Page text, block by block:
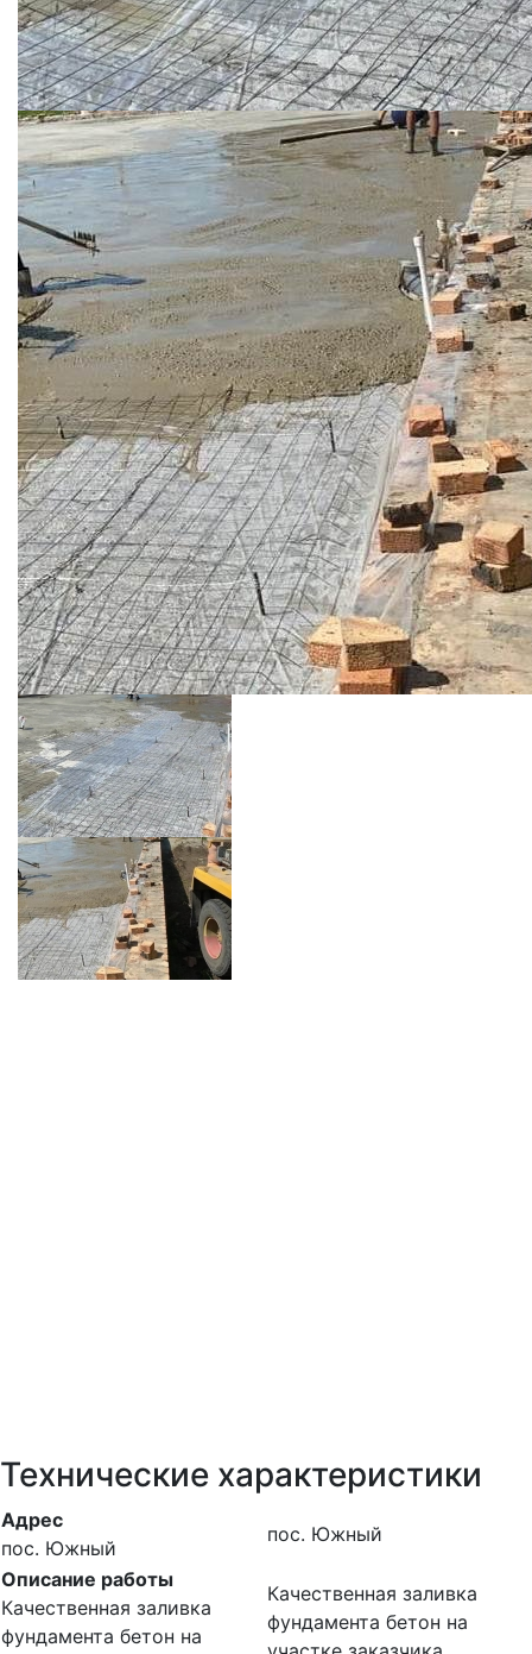
Технические характеристики
Адрес
пос. Южный
пос. Южный
Описание работы
Качественная заливка
фундамента бетон на
Качественная заливка
фундамента бетон на